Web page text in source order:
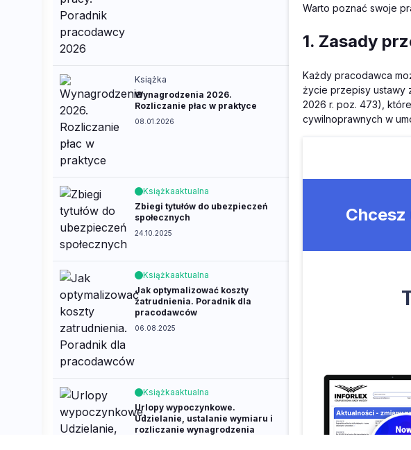
Książka
Wynagrodzenia 2026.
Rozliczanie płac w praktyce
08.01.2026
Książkaaktualna
Zbiegi tytułów do ubezpieczeń
społecznych
24.10.2025
Książkaaktualna
Jak optymalizować koszty
zatrudnienia. Poradnik dla
pracodawców
06.08.2025
Książkaaktualna
Urlopy wypoczynkowe.
Udzielanie, ustalanie wymiaru i
rozliczanie wynagrodzenia
Warto poznać swoje
1. Zasady
Każdy pracodawca
życie przepisy ustawy
2026 r. poz. 473),
cywilnoprawnych w